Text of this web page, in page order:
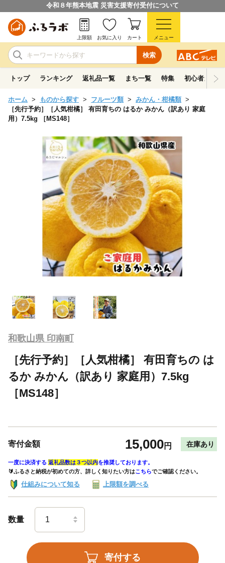
令和８年熊本地震 災害支援寄付受付について
検索
上限額 お気に入り カート メニュー
トップ ランキング 返礼品一覧 まち一覧 特集 初心者ガイド
ホーム ものから探す フルーツ類
みかん・柑橘類
［先行予約］［人気柑橘］ 有田育ちの はるか みかん（訳あり 家庭
用）7.5kg ［MS148］
和歌山県 印南町
［先行予約］［人気柑橘］ 有田育ちの は
るか みかん（訳あり 家庭用）7.5kg
［MS148］
寄付金額 15,000円 在庫あり
一度に決済する 返礼品数は３つ以内を推奨しております。
🔰ふるさと納税が初めての方、詳しく知りたい方はこちらでご確認ください。
仕組みについて知る 上限額を調べる
数量
寄付する